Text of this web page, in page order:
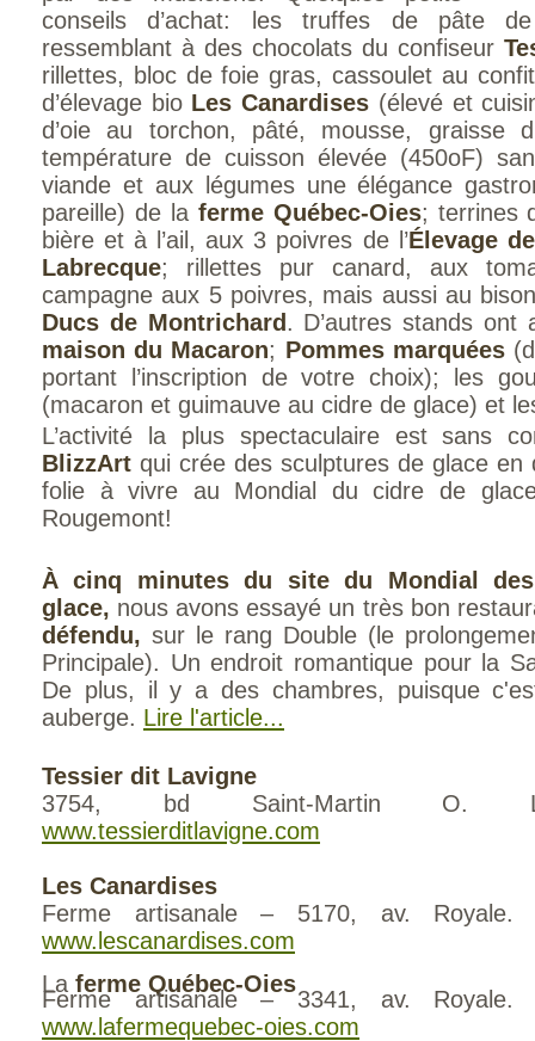
conseils d’achat: les truffes de pâte
ressemblant à des chocolats du confiseur
rillettes, bloc de foie gras, cassoulet au
d’élevage bio Les Canardises (élevé et
d’oie au torchon, pâté, mousse, graisse
température de cuisson élevée (450oF)
viande et aux légumes une élégance
pareille) de la ferme Québec-Oies; terrines
bière et à l’ail, aux 3 poivres de l’Élevage
Labrecque; rillettes pur canard, aux
campagne aux 5 poivres, mais aussi au
Ducs de Montrichard . D’autres stands
maison du Macaron; Pommes marquées
portant l’inscription de votre choix); les
(macaron et guimauve au cidre de glace) et
L’activité la plus spectaculaire est sans
BlizzArt qui crée des sculptures de glace en
folie à vivre au Mondial du cidre de
Rougemont!
À cinq minutes du site du Mondial
glace, nous avons essayé un très bon
défendu, sur le rang Double (le
Principale). Un endroit romantique pour la
De plus, il y a des chambres, puisque
auberge. Lire l'article...
Tessier dit Lavigne
3754, bd Saint-Martin O.
www.tessierditlavigne.com
Les Canardises
Ferme artisanale – 5170, av. Royale.
www.lescanardises.com
La ferme Québec-Oies
Ferme artisanale – 3341, av. Royale.
www.lafermequebec-oies.com